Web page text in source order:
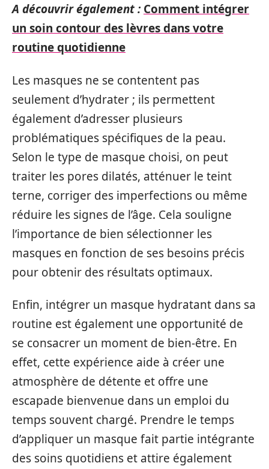
A découvrir également : Comment intégrer
un soin contour des lèvres dans votre
routine quotidienne
Les masques ne se contentent pas
seulement d’hydrater ; ils permettent
également d’adresser plusieurs
problématiques spécifiques de la peau.
Selon le type de masque choisi, on peut
traiter les pores dilatés, atténuer le teint
terne, corriger des imperfections ou même
réduire les signes de l’âge. Cela souligne
l’importance de bien sélectionner les
masques en fonction de ses besoins précis
pour obtenir des résultats optimaux.
Enfin, intégrer un masque hydratant dans sa
routine est également une opportunité de
se consacrer un moment de bien-être. En
effet, cette expérience aide à créer une
atmosphère de détente et offre une
escapade bienvenue dans un emploi du
temps souvent chargé. Prendre le temps
d’appliquer un masque fait partie intégrante
des soins quotidiens et attire également